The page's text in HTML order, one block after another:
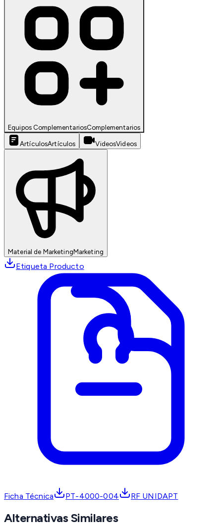
Equipos ComplementariosComplementarios
ArtículosArtículos VideosVideos
Material de MarketingMarketing
Etiqueta Producto
Ficha Técnica PT-4000-004 RF UNIDAPT
Alternativas Similares